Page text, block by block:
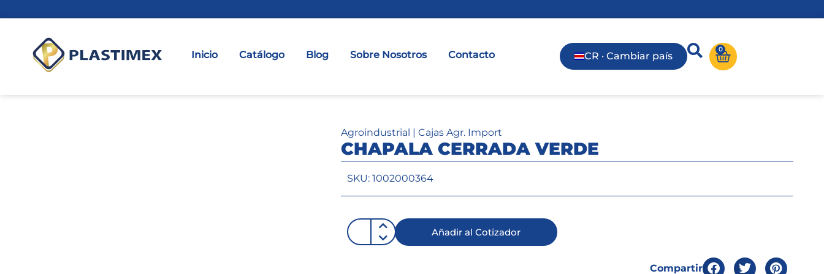
Inicio Catálogo Blog Sobre Nosotros Contacto CR · Cambiar país
0
Agroindustrial | Cajas Agr. Import
CHAPALA CERRADA VERDE
SKU: 1002000364
Añadir al Cotizador
Compartir